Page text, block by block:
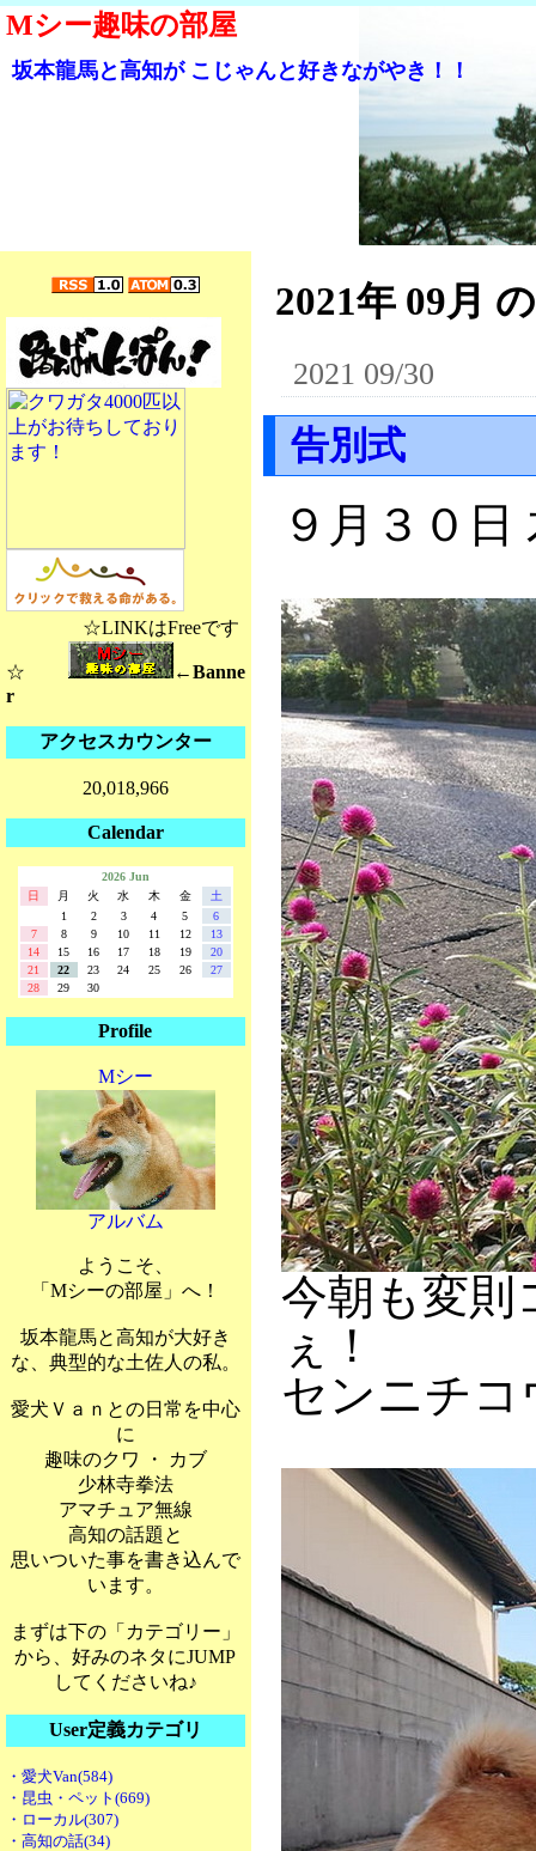
Mシー趣味の部屋
坂本龍馬と高知が こじゃんと好きながやき！！
☆LINKはFreeです
☆
←Banne
r
アクセスカウンター
20,018,966
Calendar
2026 Jun
日
月 火 水 木 金
土
1
2 3 4 5
6
7
8 9 10 11 12
13
14
15 16 17 18 19
20
21
22 23 24 25 26
27
28
29 30
Profile
Mシー
アルバム
ようこそ、
「Mシーの部屋」へ！
坂本龍馬と高知が大好き
な、典型的な土佐人の私。
愛犬Ｖａｎとの日常を中心
に
趣味のクワ ・ カブ
少林寺拳法
アマチュア無線
高知の話題と
思いついた事を書き込んで
います。
まずは下の「カテゴリー」
から、好みのネタにJUMP
してくださいね♪
User定義カテゴリ
・愛犬Van(584)
・昆虫・ペット(669)
・ローカル(307)
・高知の話(34)
2021年 09月
2021 09/30
告別式
９月３０日
今朝も変則
ぇ！
センニチコ